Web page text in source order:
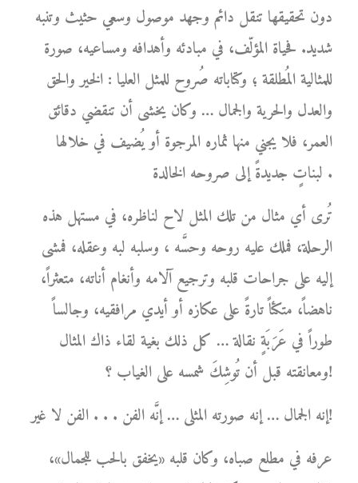
دون تحقيقها تنقل دائم وجهد موصول وسعي حثيث وتنبه
شديد. فحياة المؤلّف، في مبادئه وأهدافه ومساعيه، صورة
للمثالية المُطلقة ؛ وكتاباته صُروح للمثل العليا : الخير والحق
والعدل والحرية والجمال … وكان يخشى أن تنقضي دقائق
العمر، فلا يجني منها ثماره المرجوة أو يُضيف في خلالها
لبناتٍ جديدةً إلى صروحه الخالدة .
تُرى أي مثال من تلك المثل لاح لناظره، في مستهل هذه
الرحلة، فملك عليه روحه وحسَّه ، وسلبه لبه وعقله، فمشى
إليه على جراحات قلبه وترجيع آلامه وأنغام أناته، متعثراً،
ناهضاً، متكئاً تارةً على عكازه أو أيدي مرافقيه، وجالساً
طوراً في عَرَبَةٍ نقالة … كل ذلك بغية لقاء ذاك المثال
ومعانقته قبل أن تُوشِكَ شمسه على الغياب ؟!
إنه الجمال … إنه صورته المثلى … إنَّه الفن . . . الفن لا غير!
عرفه في مطلع صباه، وكان قلبه «يخفق بالحب للجمال»،